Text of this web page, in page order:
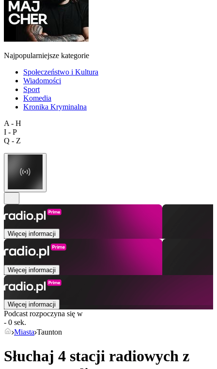
Najpopularniejsze kategorie
Społeczeństwo i Kultura
Wiadomości
Sport
Komedia
Kronika Kryminalna
A - H
I - P
Q - Z
Więcej informacji
Więcej informacji
Więcej informacji
Podcast rozpoczyna się w
- 0 sek.
Miasta Taunton
Słuchaj 4 stacji radiowych z